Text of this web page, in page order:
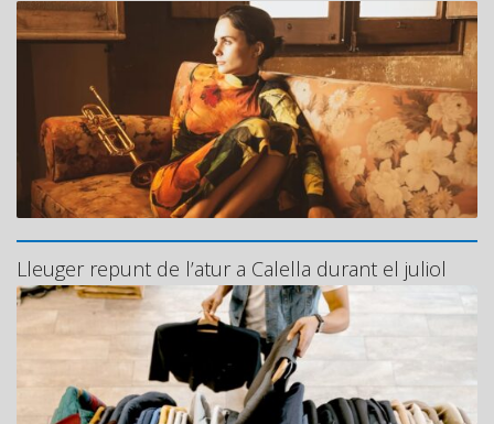
Lleuger repunt de l’atur a Calella durant el juliol